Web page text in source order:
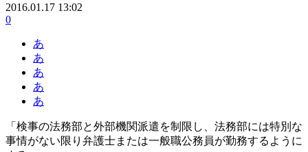
2016.01.17 13:02
0
あ
あ
あ
あ
あ
「検事の法務部と外部機関派遣を制限し、法務部には特別な
事情がない限り弁護士または一般職公務員が勤務するように